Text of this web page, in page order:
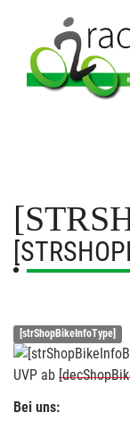
[strShopBikeInfoType]
UVP ab
Bei uns: